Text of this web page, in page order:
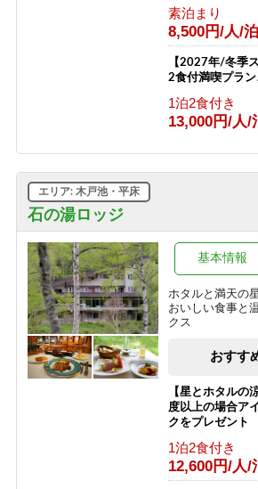
素泊まり
8,500円/人/
【2027年/冬季
2食付満喫プラ
1泊2食付き
13,000円/人/
石の湯ロッジ
エリア: 木戸池・平床
ホタルと満天の
おいしい食事と
クス
基本情報
おすす
【星とホタルの
度以上の場合ア
クをプレゼント
1泊2食付き
12,600円/人/